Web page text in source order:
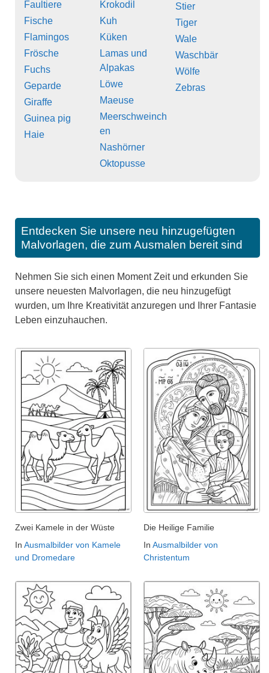
Faultiere
Fische
Flamingos
Frösche
Fuchs
Geparde
Giraffe
Guinea pig
Haie
Krokodil
Kuh
Küken
Lamas und
Alpakas
Löwe
Maeuse
Meerschweinch
en
Nashörner
Oktopusse
Stier
Tiger
Wale
Waschbär
Wölfe
Zebras
Entdecken Sie unsere neu hinzugefügten
Malvorlagen, die zum Ausmalen bereit sind
Nehmen Sie sich einen Moment Zeit und erkunden Sie
unsere neuesten Malvorlagen, die neu hinzugefügt
wurden, um Ihre Kreativität anzuregen und Ihrer Fantasie
Leben einzuhauchen.
Zwei Kamele in der Wüste
In Ausmalbilder von Kamele
und Dromedare
Die Heilige Familie
In Ausmalbilder von
Christentum